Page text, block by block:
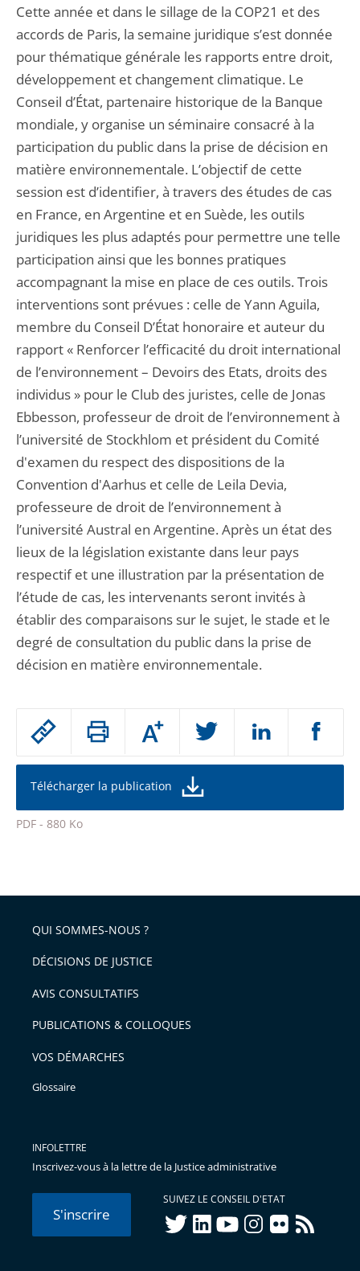
Passer
partage
de
l'article
pour
Augmenter
ou
la
de
police
Télécharger la publication
PDF - 880 Ko
l'article
pour
avant
Cette année et dans le sillage de la COP21 et des
accords de Paris, la semaine juridique s’est donnée
pour thématique générale les rapports entre droit,
développement et changement climatique. Le
Conseil d’État, partenaire historique de la Banque
mondiale, y organise un séminaire consacré à la
participation du public dans la prise de décision en
matière environnementale. L’objectif de cette
session est d’identifier, à travers des études de cas
en France, en Argentine et en Suède, les outils
juridiques les plus adaptés pour permettre une telle
participation ainsi que les bonnes pratiques
accompagnant la mise en place de ces outils. Trois
interventions sont prévues : celle de Yann Aguila,
membre du Conseil D’État honoraire et auteur du
rapport « Renforcer l’efficacité du droit international
de l’environnement – Devoirs des Etats, droits des
individus » pour le Club des juristes, celle de Jonas
Ebbesson, professeur de droit de l’environnement à
l’université de Stockhlom et président du Comité
d'examen du respect des dispositions de la
Convention d'Aarhus et celle de Leila Devia,
professeure de droit de l’environnement à
l’université Austral en Argentine. Après un état des
lieux de la législation existante dans leur pays
respectif et une illustration par la présentation de
l’étude de cas, les intervenants seront invités à
établir des comparaisons sur le sujet, le stade et le
degré de consultation du public dans la prise de
décision en matière environnementale.
QUI SOMMES-NOUS ?
DÉCISIONS DE JUSTICE
AVIS CONSULTATIFS
PUBLICATIONS & COLLOQUES
VOS DÉMARCHES
Glossaire
INFOLETTRE
Inscrivez-vous à la lettre de la Justice administrative
S'inscrire
SUIVEZ LE CONSEIL D'ETAT
twitterlinkedInyoutubeinstagram
flickr rss